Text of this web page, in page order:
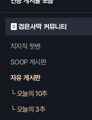
검은사막 커뮤니티
치지직 팟벤
SOOP 게시판
자유 게시판
└오늘의 10추
└오늘의 3추